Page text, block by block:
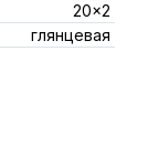
20x2
глянцевая